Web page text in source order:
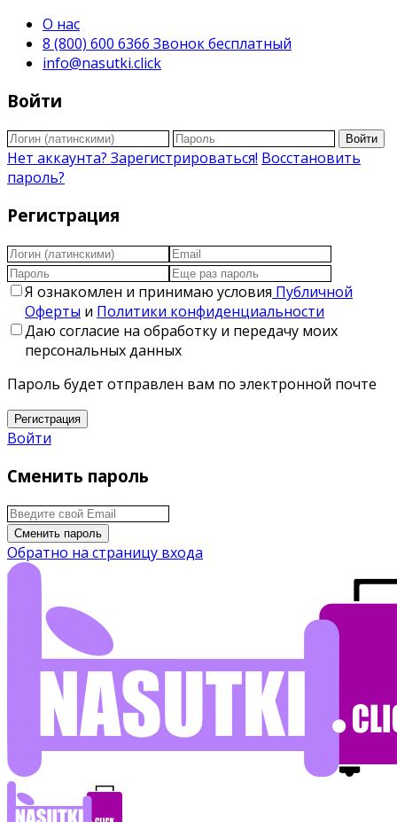
О нас
8 (800) 600 6366 Звонок бесплатный
info@nasutki.click
Войти
Войти
Нет аккаунта? Зарегистрироваться! Восстановить
пароль?
Регистрация
Я ознакомлен и принимаю условия Публичной
Оферты и Политики конфиденциальности
Даю согласие на обработку и передачу моих
персональных данных
Пароль будет отправлен вам по электронной почте
Регистрация
Войти
Сменить пароль
Сменить пароль
Обратно на страницу входа